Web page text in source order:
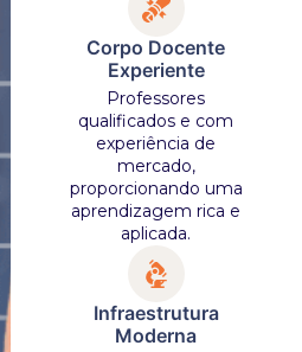
Corpo Docente
Experiente
Professores
qualificados e com
experiência de
mercado,
proporcionando uma
aprendizagem rica e
aplicada.
Infraestrutura
Moderna